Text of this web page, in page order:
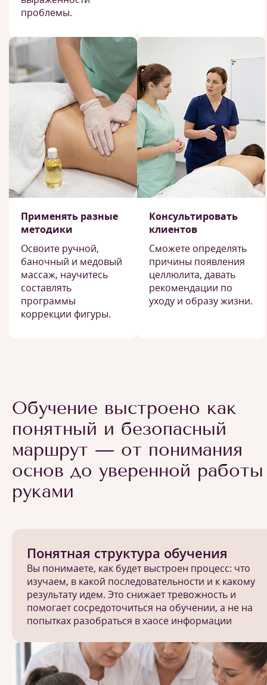
проблемы.
Применять разные
методики
Освоите ручной,
баночный и медовый
массаж, научитесь
составлять
программы
коррекции фигуры.
Консультировать
клиентов
Сможете определять
причины появления
целлюлита, давать
рекомендации по
уходу и образу жизни.
Обучение выстроено как
понятный и безопасный
маршрут — от понимания
основ до уверенной работы
руками
Понятная структура обучения
Вы понимаете, как будет выстроен процесс: что
изучаем, в какой последовательности и к какому
результату идем. Это снижает тревожность и
помогает сосредоточиться на обучении, а не на
попытках разобраться в хаосе информации